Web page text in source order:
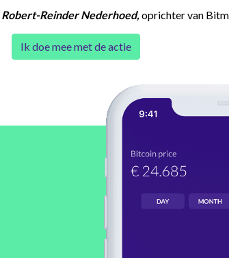
Robert-Reinder Nederhoed,oprichter van
Ik doe mee met de actie